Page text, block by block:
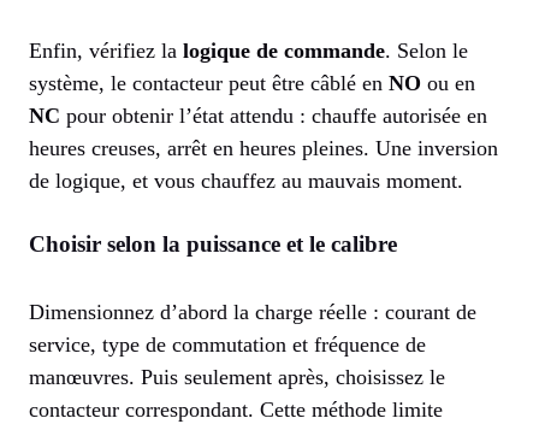
Enfin, vérifiez la logique de commande. Selon le
système, le contacteur peut être câblé en NO ou en
NC pour obtenir l’état attendu : chauffe autorisée en
heures creuses, arrêt en heures pleines. Une inversion
de logique, et vous chauffez au mauvais moment.
Choisir selon la puissance et le calibre
Dimensionnez d’abord la charge réelle : courant de
service, type de commutation et fréquence de
manœuvres. Puis seulement après, choisissez le
contacteur correspondant. Cette méthode limite